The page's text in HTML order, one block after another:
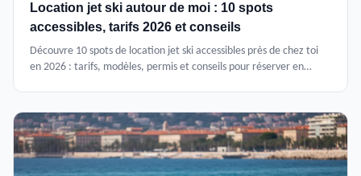
Location jet ski autour de moi : 10 spots
accessibles, tarifs 2026 et conseils
Découvre 10 spots de location jet ski accessibles près de chez toi
en 2026 : tarifs, modèles, permis et conseils pour réserver en